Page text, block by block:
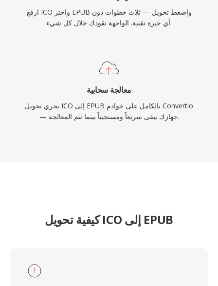
ارفع ICO واختر EPUB واضغط تحويل — ثلاث خطوات دون
أي خبرة تقنية. الواجهة تقودك خلال كل شيء.
معالجة سحابية
يجري تحويل ICO إلى EPUB بالكامل على خوادم Convertio
— جهازك يبقى سريعاً ومستجيباً بينما تتم المعالجة.
كيفية تحويل ICO إلى EPUB
1